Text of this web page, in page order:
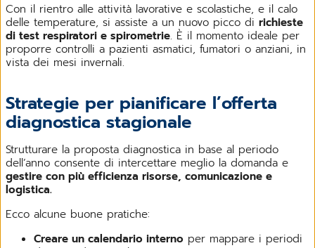
Con il rientro alle attività lavorative e scolastiche, e il calo
delle temperature, si assiste a un nuovo picco di richieste
di test respiratori e spirometrie. È il momento ideale per
proporre controlli a pazienti asmatici, fumatori o anziani, in
vista dei mesi invernali.
Strategie per pianificare l’offerta
diagnostica stagionale
Strutturare la proposta diagnostica in base al periodo
dell’anno consente di intercettare meglio la domanda e
gestire con più efficienza risorse, comunicazione e
logistica.
Ecco alcune buone pratiche:
Creare un calendario interno per mappare i periodi